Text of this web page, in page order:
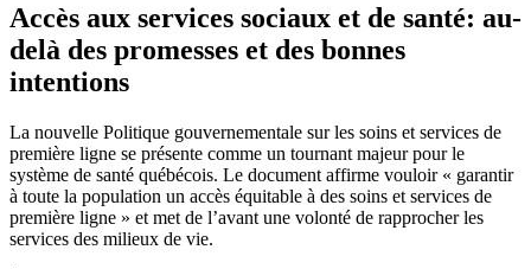
Accès aux services sociaux et de santé: au-
delà des promesses et des bonnes
intentions
La nouvelle Politique gouvernementale sur les soins et services de
première ligne se présente comme un tournant majeur pour le
système de santé québécois. Le document affirme vouloir « garantir
à toute la population un accès équitable à des soins et services de
première ligne » et met de l’avant une volonté de rapprocher les
services des milieux de vie.